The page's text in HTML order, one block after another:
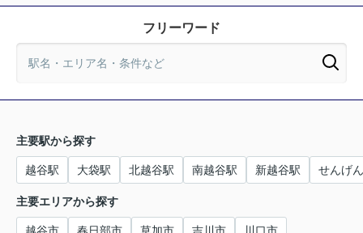
フリーワード
主要駅から探す
越谷駅 大袋駅 北越谷駅 南越谷駅 新越谷駅 せんげ
主要エリアから探す
越谷市 春日部市 草加市 吉川市 川口市